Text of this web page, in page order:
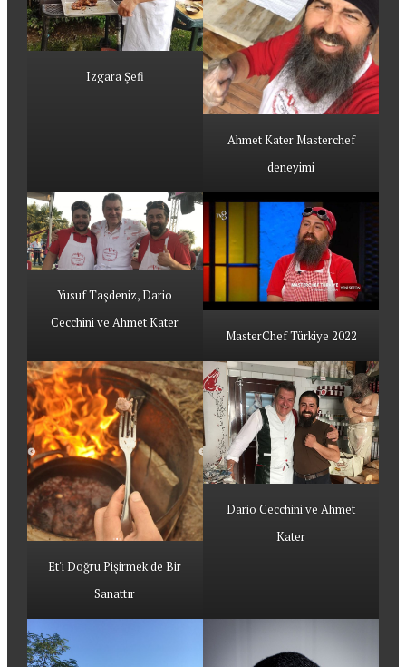
Izgara Şefi
Ahmet Kater Masterchef
deneyimi
Yusuf Taşdeniz, Dario
Cecchini ve Ahmet Kater
MasterChef Türkiye 2022
Et'i Doğru Pişirmek de Bir
Sanattır
Dario Cecchini ve Ahmet
Kater